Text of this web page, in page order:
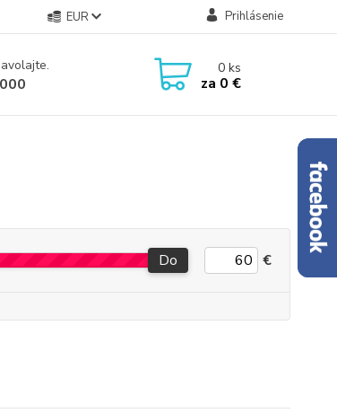
EUR Prihlásenie
0ks
za 0 €
Do €